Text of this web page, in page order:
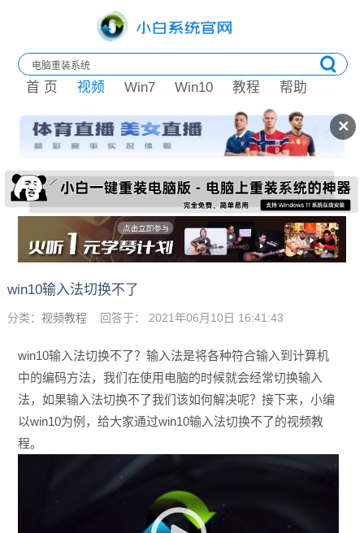
✕
首 页 视频 Win7 Win10 教程 帮助
win10输入法切换不了
分类： 视频教程 回答于： 2021年06月10日 16:41:43
win10输入法切换不了？输入法是将各种符合输入到计算机
中的编码方法，我们在使用电脑的时候就会经常切换输入
法，如果输入法切换不了我们该如何解决呢？接下来，小编
以win10为例，给大家通过win10输入法切换不了的视频教
程。